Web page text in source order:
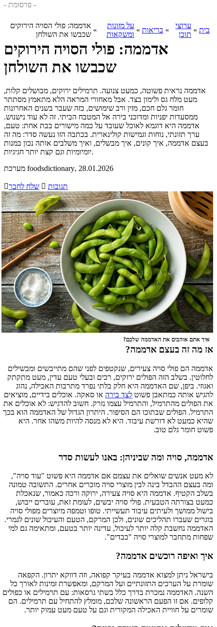
- פרסומת -
בית »
ערוצי
תוכן
» בריאות »
על מזונות
ומשקאות
»
אדממה: פולי הסויה הירוקים
שכבשו את השולחן
אדממה: פולי הסויה הירוקים
שכבשו את השולחן
אדממה נראית פשוטה, כמעט צנועה. תרמילים ירוקים, מבושלים קלות,
מעט מלח גס ולימון בצד. אבל מאחורי המראה הלא מתאמץ מסתתר
חומר גלם חכם, מזין ורב שימושים, כזה שעבר בשנים האחרונות
ממסעדות יפניות ומדוכני בירה אל המטבח הביתי. זה לא עוד נישנוש.
אדממה היא דוגמא לאוכל שעובד על כמה מישורים בבת אחת: טעם,
ערך תזונתי, נוחות וגמישות קולינארית. בכתבה הזו נעשה סדר: מה זה
בעצם אדממה, איך קונים, איך מבשלים, ואיך משלבים אותה נכון במנות
יומיומיות וגם קצת יותר חגיגיות.
מערכת foodsdictionary, 28.01.2026
שלח לחבר  תגובות
איך אתם אוהבים את האדממה שלכם?
אז מה זה בעצם אדממה?
אדממה הם פולי סויה צעירים, שנקטפים לפני שהם מתייבשים ומבשילים
לחלוטין. בשלב הזה הפולים ירוקים, רכים ובעלי טעם עדין, מעט מתקתק
ואגוזי. ביפן, שם האדממה היא חלק בלתי נפרד מתרבות האכילה, נהוג
להגיש אותה כמתאבן פשוט לצד בירה או סאקה. אוכלים בידיים, מוציאים
את הפולים מהתרמיל, והתרמיל עצמו נזרק. חשוב להדגיש: לא אוכלים את
התרמיל. הפולים שבתוכו הם הסיפור. היתרון הגדול של האדממה הוא בכך
שהיא כמעט לא דורשת עיבוד. היא לא מנסה להיות משהו אחר. היא
פשוט חומר גלם טוב.
אדממה, סויה ומה שביניהן: באנו לעשות סדר
לא מעט אנשים שואלים את עצמם אם אדממה היא פשוט "עוד סויה",
ומה בעצם ההבדל בינה לבין מוצרי סויה מוכרים אחרים. התשובה טמונה
בשלב הקטיף. אדממה היא סויה צעירה, ירוקה ורכה כאמור, שנאכלת
כמעט בצורתה הטבעית. פולי סויה יבשים, לעומת זאת, עוברים ייבוש,
בישול ממושך ולעיתים עיבוד תעשייתי. טופו וטמפה מיוצרים מפולי סויה
בוגרים שעברו תהליכים שונים, ולכן המרקם, הטעם והעיכול שונים לגמרי.
האדממה נחשבת קלה יותר לעיכול, עדינה יותר בטעם, ומתאימה גם למי
שפחות מתחבר למוצרי סויה "כבדים".
איך ואיפה רוכשים אדממה?
בישראל ניתן למצוא אדממה בעיקר קפואה, וזה דווקא יתרון. הקפאה
שומרת על הערכים התזונתיים ועל המרקם, ומאפשרת זמינות לאורך כל
השנה. האדממה נמכרת בדרך כלל בשתי גרסאות: עם תרמילים או כפולים
קלופים. אם זו הפעם הראשונה שלכם, מומלץ להתחיל עם תרמילים. הם
שומרים על חוויית האכילה המקורית וגם על טעם מעט עמוק יותר.